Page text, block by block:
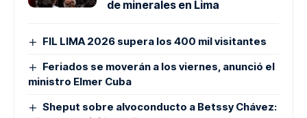
de minerales en Lima
FIL LIMA 2026 supera los 400 mil visitantes
Feriados se moverán a los viernes, anunció el
ministro Elmer Cuba
Sheput sobre alvoconducto a Betssy Chávez: